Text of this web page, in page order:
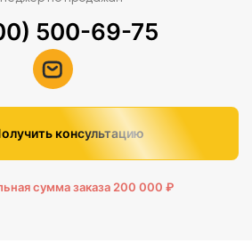
500-69-75
консультацию
сумма заказа 200 000 ₽